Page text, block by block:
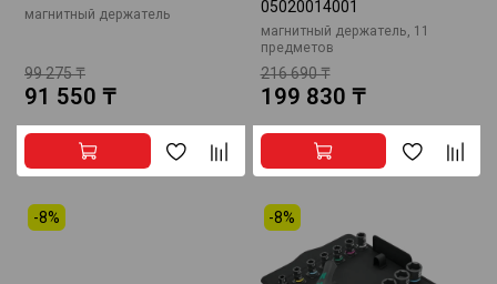
магнитный держатель
99 275 ₸
91 550 ₸
05020014001
магнитный держатель, 11
предметов
216 690 ₸
199 830 ₸
-8% -8%